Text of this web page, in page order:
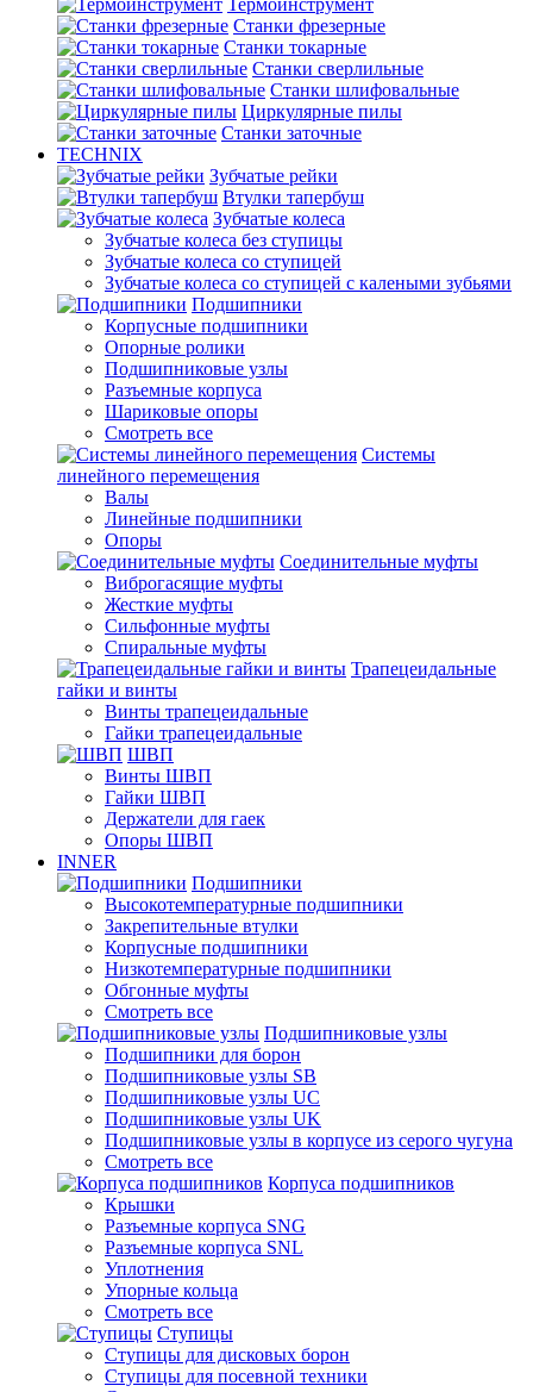
Термоинструмент
Станки фрезерные
Станки токарные
Станки сверлильные
Станки шлифовальные
Циркулярные пилы
Станки заточные
TECHNIX
Зубчатые рейки
Втулки тапербуш
Зубчатые колеса
Зубчатые колеса без ступицы
Зубчатые колеса со ступицей
Зубчатые колеса со ступицей с калеными зубьями
Подшипники
Корпусные подшипники
Опорные ролики
Подшипниковые узлы
Разъемные корпуса
Шариковые опоры
Смотреть все
Системы
линейного перемещения
Валы
Линейные подшипники
Опоры
Соединительные муфты
Виброгасящие муфты
Жесткие муфты
Сильфонные муфты
Спиральные муфты
Трапецеидальные
гайки и винты
Винты трапецеидальные
Гайки трапецеидальные
ШВП
Винты ШВП
Гайки ШВП
Держатели для гаек
Опоры ШВП
INNER
Подшипники
Высокотемпературные подшипники
Закрепительные втулки
Корпусные подшипники
Низкотемпературные подшипники
Обгонные муфты
Смотреть все
Подшипниковые узлы
Подшипники для борон
Подшипниковые узлы SB
Подшипниковые узлы UC
Подшипниковые узлы UK
Подшипниковые узлы в корпусе из серого чугуна
Смотреть все
Корпуса подшипников
Крышки
Разъемные корпуса SNG
Разъемные корпуса SNL
Уплотнения
Упорные кольца
Смотреть все
Ступицы
Ступицы для дисковых борон
Ступицы для посевной техники